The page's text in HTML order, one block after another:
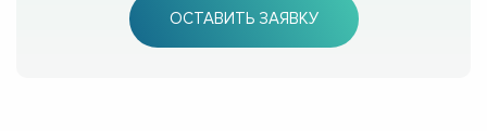
ОСТАВИТЬ ЗАЯВКУ